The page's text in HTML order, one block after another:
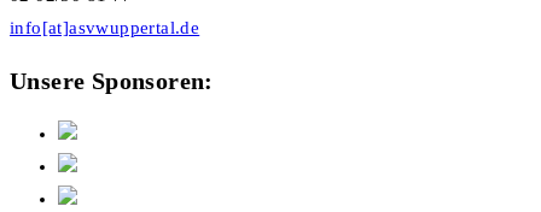
info[at]asvwuppertal.de
Unsere Sponsoren: